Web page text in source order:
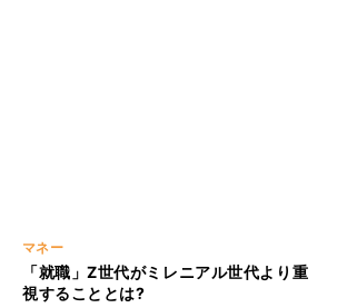
マネー
「就職」Z世代がミレニアル世代より重
視することとは?